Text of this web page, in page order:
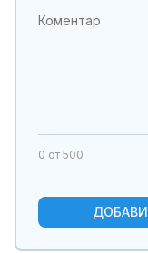
0 от 500
ДОБАВИ